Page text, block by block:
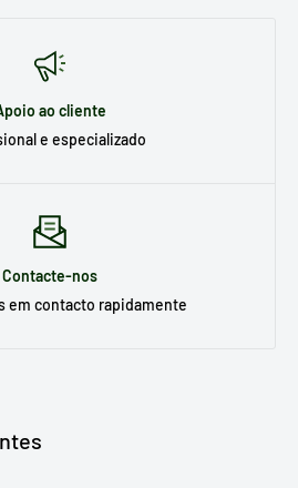
ao cliente
e especializado
Contacte-nos
em contacto rapidamente